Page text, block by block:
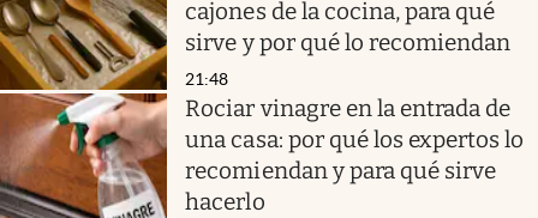
cajones de la cocina, para qué
sirve y por qué lo recomiendan
21:48
Rociar vinagre en la entrada de
una casa: por qué los expertos lo
recomiendan y para qué sirve
hacerlo